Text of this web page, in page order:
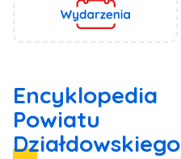
Encyklopedia
Powiatu
Działdowskiego